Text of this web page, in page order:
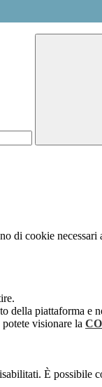
di cookie
della piattaforma e
visionare la
È possibile